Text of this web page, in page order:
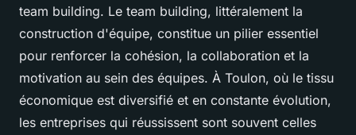
team building. Le team building, littéralement la
construction d'équipe, constitue un pilier essentiel
pour renforcer la cohésion, la collaboration et la
motivation au sein des équipes. À Toulon, où le tissu
économique est diversifié et en constante évolution,
les entreprises qui réussissent sont souvent celles